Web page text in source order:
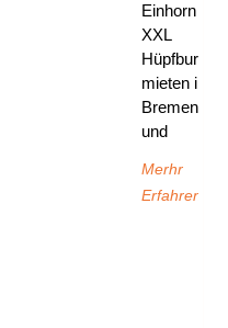
Einhorn
XXL
Hüpfburg
mieten in
Bremen
und
Merhr
Erfahren